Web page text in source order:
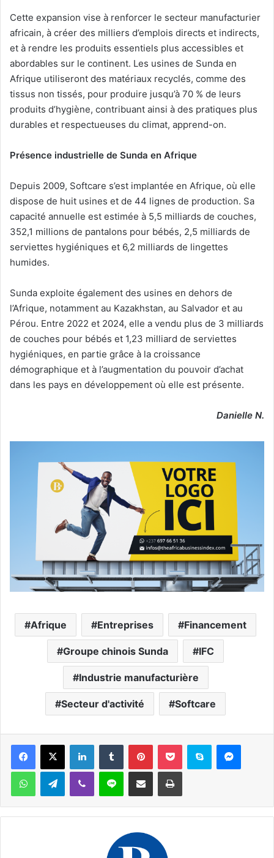
Cette expansion vise à renforcer le secteur manufacturier
africain, à créer des milliers d’emplois directs et indirects,
et à rendre les produits essentiels plus accessibles et
abordables sur le continent. Les usines de Sunda en
Afrique utiliseront des matériaux recyclés, comme des
tissus non tissés, pour produire jusqu’à 70 % de leurs
produits d’hygiène, contribuant ainsi à des pratiques plus
durables et respectueuses du climat, apprend-on.
Présence industrielle de Sunda en Afrique
Depuis 2009, Softcare s’est implantée en Afrique, où elle
dispose de huit usines et de 44 lignes de production. Sa
capacité annuelle est estimée à 5,5 milliards de couches,
352,1 millions de pantalons pour bébés, 2,5 milliards de
serviettes hygiéniques et 6,2 milliards de lingettes
humides.​
Sunda exploite également des usines en dehors de
l’Afrique, notamment au Kazakhstan, au Salvador et au
Pérou. Entre 2022 et 2024, elle a vendu plus de 3 milliards
de couches pour bébés et 1,23 milliard de serviettes
hygiéniques, en partie grâce à la croissance
démographique et à l’augmentation du pouvoir d’achat
dans les pays en développement où elle est présente.
Danielle N.
Afrique Entreprises Financement
Groupe chinois Sunda IFC
Industrie manufacturière
Secteur d'activité Softcare
Facebook
X LinkedinTumblr PinterestPocket Skype
WhatsAppTelegramViber Ligne Partager par email Imprimer